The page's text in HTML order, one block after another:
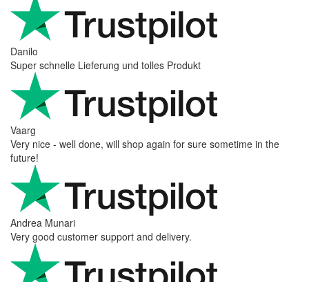
Danilo
Super schnelle Lieferung und tolles Produkt
Vaarg
Very nice - well done, will shop again for sure sometime in the
future!
Andrea Munari
Very good customer support and delivery.